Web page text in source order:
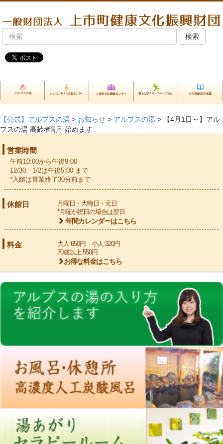
【公式】アルプスの湯 > お知らせ > アルプスの湯 > 【4月1日～】アル
プスの湯 高齢者割引始めます
営業時間
午前10:00から午後9:00
12/30、1/2は午後5:00 まで
*入館は営業終了30分前まで
休館日
月曜日・大晦日・元日
*月曜が祝日の場合は翌日
年間カレンダーはこちら
料金
大人:650円 小人:320円
70歳以上:550円
お得な料金はこちら